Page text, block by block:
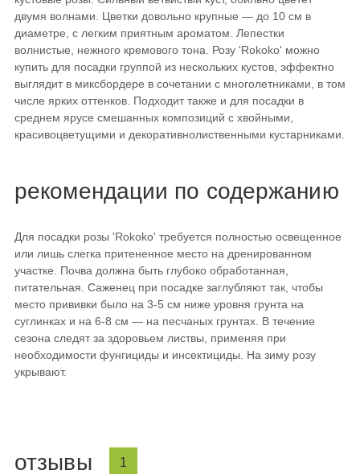
двумя волнами. Цветки довольно крупные — до 10 см в
диаметре, с легким приятным ароматом. Лепестки
волнистые, нежного кремового тона. Розу 'Rokoko' можно
купить для посадки группой из нескольких кустов, эффектно
выглядит в миксбордере в сочетании с многолетниками, в том
числе ярких оттенков. Подходит также и для посадки в
среднем ярусе смешанных композиций с хвойными,
красивоцветущими и декоративнолиственными кустарниками.
рекомендации по содержанию
Для посадки розы 'Rokoko' требуется полностью освещенное
или лишь слегка притененное место на дренированном
участке. Почва должна быть глубоко обработанная,
питательная. Саженец при посадке заглубляют так, чтобы
место прививки было на 3-5 см ниже уровня грунта на
суглинках и на 6-8 см — на песчаных грунтах. В течение
сезона следят за здоровьем листвы, применяя при
необходимости фунгициды и инсектициды. На зиму розу
укрывают.
отзывы 1